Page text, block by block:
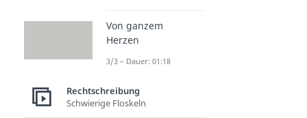
Von ganzem
Herzen
3/3 – Dauer: 01:18
Rechtschreibung
Schwierige Floskeln